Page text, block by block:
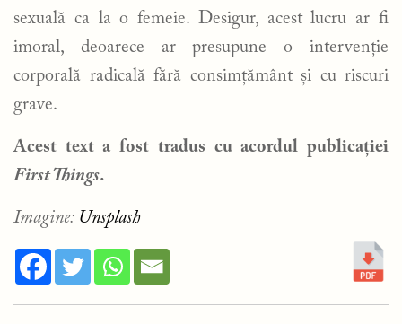
sexuală ca la o femeie. Desigur, acest lucru ar fi
imoral, deoarece ar presupune o intervenție
corporală radicală fără consimțământ și cu riscuri
grave.
Acest text a fost tradus cu acordul publicației
First Things.
Imagine: Unsplash